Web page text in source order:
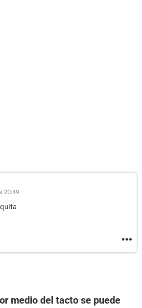
20:49
medio del tacto se puede